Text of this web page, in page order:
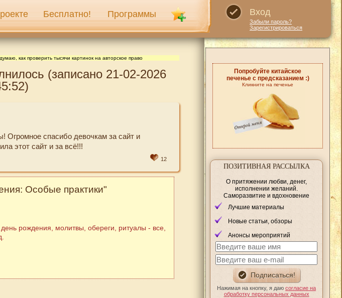
Бесплатно! Программы Вход
Забыли пароль?
Зарегистрироваться
как проверить тысячи картинок на авторское право
(записано 21-02-2026
спасибо девочкам за сайт и
этот сайт и за всё!!!
12
Особые практики"
рождения, молитвы, обереги, ритуалы - все,
Попробуйте китайское
печенье с предсказанием :)
Кликните на печенье
ПОЗИТИВНАЯ РАССЫЛКА
О притяжении любви, денег,
исполнении желаний.
Саморазвитие и вдохновение
Лучшие материалы
Новые статьи, обзоры
Анонсы мероприятий
Нажимая на кнопку, я даю согласие на
обработку персональных данных